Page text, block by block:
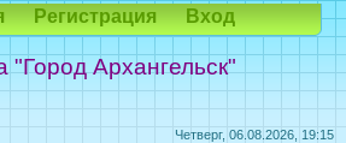
Четверг, 06.08.2026, 19:15
Архангельск"
Регистрация Вход